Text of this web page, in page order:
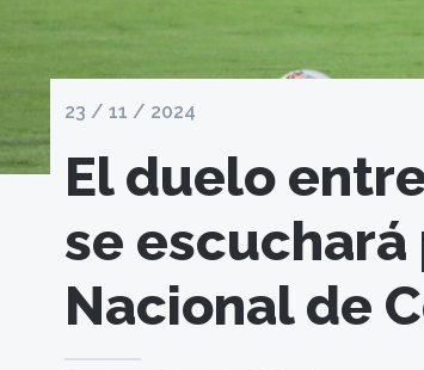
23 / 11 / 2024
El duelo
se escuchará
Nacional de